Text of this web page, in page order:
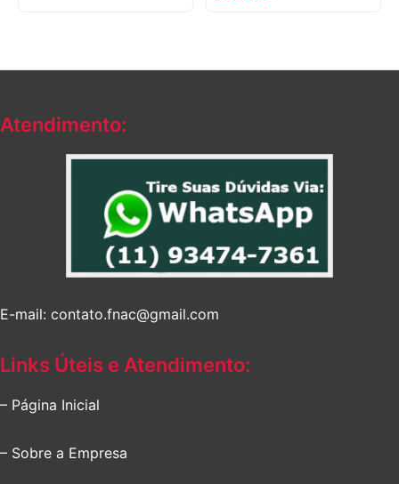
Atendimento:
E-mail: contato.fnac@gmail.com
Links Úteis e Atendimento:
– Página Inicial
– Sobre a Empresa